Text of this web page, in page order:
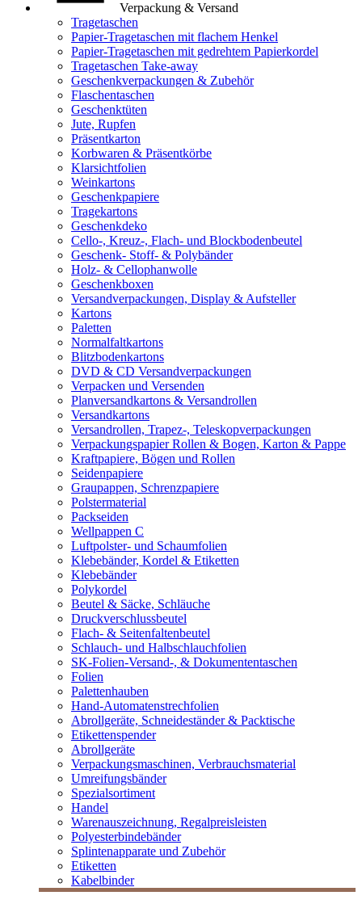
Verpackung & Versand
Tragetaschen
Papier-Tragetaschen mit flachem Henkel
Papier-Tragetaschen mit gedrehtem Papierkordel
Tragetaschen Take-away
Geschenkverpackungen & Zubehör
Flaschentaschen
Geschenktüten
Jute, Rupfen
Präsentkarton
Korbwaren & Präsentkörbe
Klarsichtfolien
Weinkartons
Geschenkpapiere
Tragekartons
Geschenkdeko
Cello-, Kreuz-, Flach- und Blockbodenbeutel
Geschenk- Stoff- & Polybänder
Holz- & Cellophanwolle
Geschenkboxen
Versandverpackungen, Display & Aufsteller
Kartons
Paletten
Normalfaltkartons
Blitzbodenkartons
DVD & CD Versandverpackungen
Verpacken und Versenden
Planversandkartons & Versandrollen
Versandkartons
Versandrollen, Trapez-, Teleskopverpackungen
Verpackungspapier Rollen & Bogen, Karton & Pappe
Kraftpapiere, Bögen und Rollen
Seidenpapiere
Graupappen, Schrenzpapiere
Polstermaterial
Packseiden
Wellpappen C
Luftpolster- und Schaumfolien
Klebebänder, Kordel & Etiketten
Klebebänder
Polykordel
Beutel & Säcke, Schläuche
Druckverschlussbeutel
Flach- & Seitenfaltenbeutel
Schlauch- und Halbschlauchfolien
SK-Folien-Versand-, & Dokumententaschen
Folien
Palettenhauben
Hand-Automatenstrechfolien
Abrollgeräte, Schneideständer & Packtische
Etikettenspender
Abrollgeräte
Verpackungsmaschinen, Verbrauchsmaterial
Umreifungsbänder
Spezialsortiment
Handel
Warenauszeichnung, Regalpreisleisten
Polyesterbindebänder
Splintenapparate und Zubehör
Etiketten
Kabelbinder